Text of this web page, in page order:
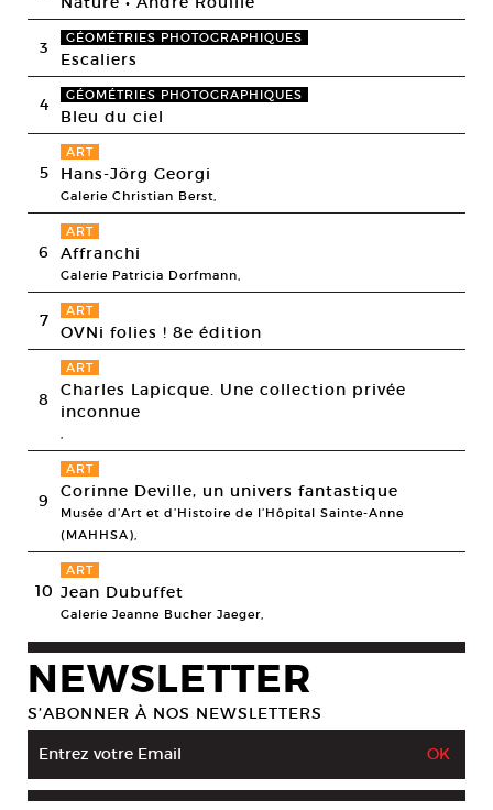
3 GÉOMÉTRIES PHOTOGRAPHIQUES
Escaliers
4 GÉOMÉTRIES PHOTOGRAPHIQUES
Bleu du ciel
5
ART
Hans-Jörg Georgi
Galerie Christian Berst,
6
ART
Affranchi
Galerie Patricia Dorfmann,
7 ART
OVNi folies ! 8e édition
8
ART
Charles Lapicque. Une collection privée
inconnue
,
9
ART
Corinne Deville, un univers fantastique
Musée d’Art et d’Histoire de l’Hôpital Sainte-Anne
(MAHHSA),
10
ART
Jean Dubuffet
Galerie Jeanne Bucher Jaeger,
NEWSLETTER
S’ABONNER À NOS NEWSLETTERS